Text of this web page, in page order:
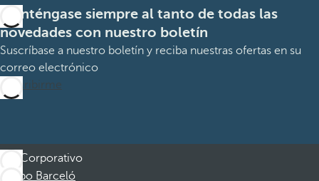
Manténgase siempre al tanto de todas las
novedades con nuestro boletín
Suscríbase a nuestro boletín y reciba nuestras ofertas en su
correo electrónico
Suscribirme
Corporativo
Grupo Barceló